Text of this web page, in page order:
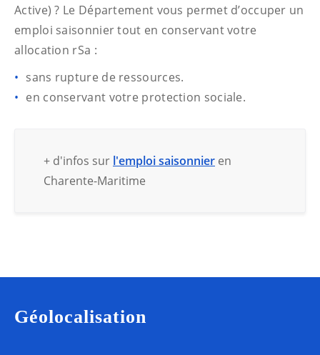
Active) ? Le Département vous permet d’occuper un
emploi saisonnier tout en conservant votre
allocation rSa :
sans rupture de ressources.
en conservant votre protection sociale.
+ d'infos sur l'emploi saisonnier en
Charente-Maritime
Géolocalisation